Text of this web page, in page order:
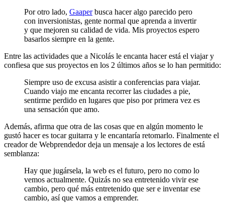
Por otro lado, Gaaperbusca hacer algo parecido pero
con inversionistas, gente normal que aprenda a invertir
y que mejoren su calidad de vida. Mis proyectos espero
basarlos siempre en la gente.
Entre las actividades que a Nicolás le encanta hacer está el viajar y
confiesa que sus proyectos en los 2 últimos años se lo han permitido:
Siempre uso de excusa asistir a conferencias para viajar.
Cuando viajo me encanta recorrer las ciudades a pie,
sentirme perdido en lugares que piso por primera vez es
una sensación que amo.
Además, afirma que otra de las cosas que en algún momento le
gustó hacer es tocar guitarra y le encantaría retomarlo. Finalmente el
creador de Webprendedor deja un mensaje a los lectores de está
semblanza:
Hay que jugársela, la web es el futuro, pero no como lo
vemos actualmente. Quizás no sea entretenido vivir ese
cambio, pero qué más entretenido que ser e inventar ese
cambio, así que vamos a emprender.